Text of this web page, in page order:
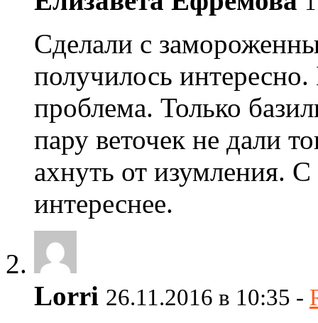
Сделали с
получилось интересно.
проблема. Только
пару веточек не дали
ахнуть от изумления.
интереснее.
Lorri 26.11.2016 в 10:35 -